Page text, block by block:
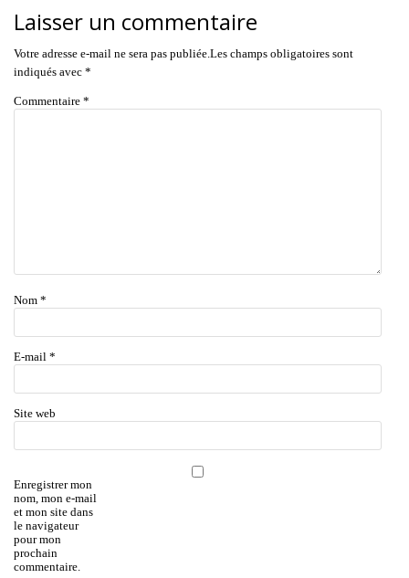
Laisser un commentaire
Votre adresse e-mail ne sera pas publiée.Les champs obligatoires sont
indiqués avec *
Commentaire *
Nom *
E-mail *
Site web
Enregistrer mon
nom, mon e-mail
et mon site dans
le navigateur
pour mon
prochain
commentaire.